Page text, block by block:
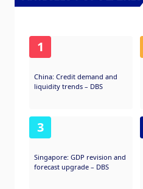
1
China: Credit demand and
liquidity trends – DBS
3
Singapore: GDP revision and
forecast upgrade – DBS